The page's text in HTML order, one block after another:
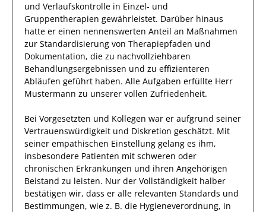
und Verlaufskontrolle in Einzel- und
Gruppentherapien gewährleistet. Darüber hinaus
hatte er einen nennenswerten Anteil an Maßnahmen
zur Standardisierung von Therapiepfaden und
Dokumentation, die zu nachvollziehbaren
Behandlungsergebnissen und zu effizienteren
Abläufen geführt haben. Alle Aufgaben erfüllte Herr
Mustermann zu unserer vollen Zufriedenheit.
Bei Vorgesetzten und Kollegen war er aufgrund seiner
Vertrauenswürdigkeit und Diskretion geschätzt. Mit
seiner empathischen Einstellung gelang es ihm,
insbesondere Patienten mit schweren oder
chronischen Erkrankungen und ihren Angehörigen
Beistand zu leisten. Nur der Vollständigkeit halber
bestätigen wir, dass er alle relevanten Standards und
Bestimmungen, wie z. B. die Hygieneverordnung, in